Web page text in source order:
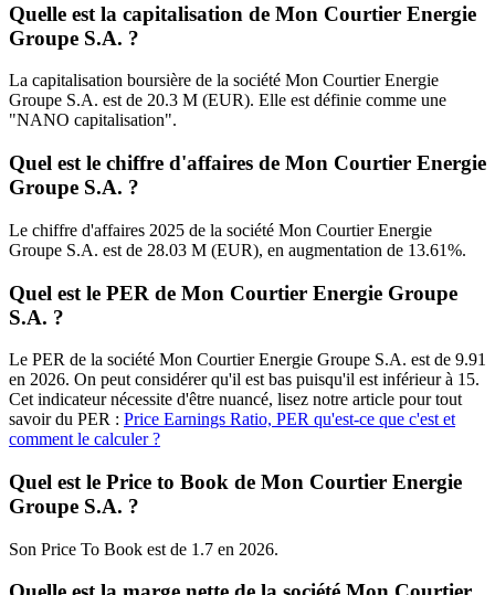
Quelle est la capitalisation de Mon Courtier Energie
Groupe S.A. ?
La capitalisation boursière de la société Mon Courtier Energie
Groupe S.A. est de 20.3 M (EUR). Elle est définie comme une
"NANO capitalisation".
Quel est le chiffre d'affaires de Mon Courtier Energie
Groupe S.A. ?
Le chiffre d'affaires 2025 de la société Mon Courtier Energie
Groupe S.A. est de 28.03 M (EUR), en augmentation de 13.61%.
Quel est le PER de Mon Courtier Energie Groupe
S.A. ?
Le PER de la société Mon Courtier Energie Groupe S.A. est de 9.91
en 2026. On peut considérer qu'il est bas puisqu'il est inférieur à 15.
Cet indicateur nécessite d'être nuancé, lisez notre article pour tout
savoir du PER : Price Earnings Ratio, PER qu'est-ce que c'est et
comment le calculer ?
Quel est le Price to Book de Mon Courtier Energie
Groupe S.A. ?
Son Price To Book est de 1.7 en 2026.